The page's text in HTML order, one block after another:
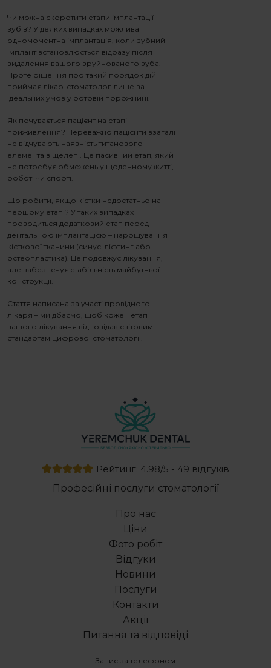
Чи можна скоротити етапи імплантації
зубів? У деяких випадках можлива
одномоментна імплантація, коли зубний
імплант встановлюється відразу після
видалення вашого зруйнованого зуба.
Проте рішення про такий порядок дій
приймає лікар-стоматолог лише за
ідеальних умов у ротовій порожнині.
Як почувається пацієнт на етапі
приживлення? Переважно пацієнти взагалі
не відчувають наявність титанового
елемента в щелепі. Це пасивний етап, який
не потребує обмежень у щоденному житті,
роботі чи спорті.
Що робити, якщо кістки недостатньо на
першому етапі? У таких випадках
проводиться додатковий етап перед
дентальною імплантацією – нарощування
кісткової тканини (синус-ліфтинг або
остеопластика). Це подовжує лікування,
але забезпечує стабільність майбутньої
конструкції.
Стаття написана за участі провідного
лікаря – ми дбаємо, щоб кожен етап
вашого лікування відповідав світовим
стандартам цифрової стоматології.
Рейтинг: 4.98/5 - 49 відгуків
Професійні послуги стоматології
Про нас
Ціни
Фото робіт
Відгуки
Новини
Послуги
Контакти
Акції
Питання та відповіді
Запис за телефоном